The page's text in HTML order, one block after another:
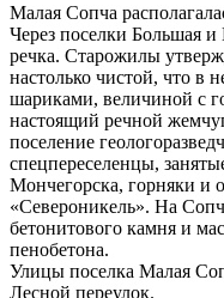
Малая Сопча
Через поселки Большая
речка. Старожилы
настолько чистой, что в
шариками, величиной с
настоящий речной
поселение
спецпереселенцы,
Мончегорска, горняки и
«Североникель». На
бетонитового камня и
пенобетона.
Улицы поселка Малая
Лесной переулок.